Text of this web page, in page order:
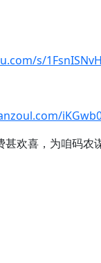
s/
欢喜，为咱码农